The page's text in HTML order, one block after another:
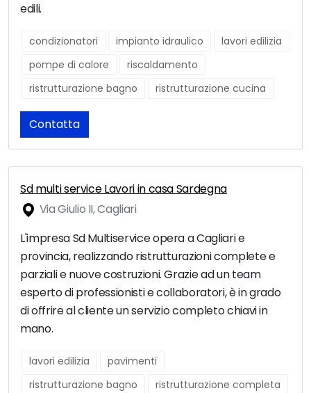
edili.
condizionatori impianto idraulico
lavori edilizia
pompe di calore
riscaldamento
ristrutturazione bagno
ristrutturazione cucina
Contatta
Sd multi service Lavori in casa Sardegna
Via Giulio II, Cagliari
L'impresa Sd Multiservice opera a Cagliari e
provincia, realizzando ristrutturazioni complete e
parziali e nuove costruzioni. Grazie ad un team
esperto di professionisti e collaboratori, è in grado
di offrire al cliente un servizio completo chiavi in
mano.
lavori edilizia
pavimenti
ristrutturazione bagno
ristrutturazione completa